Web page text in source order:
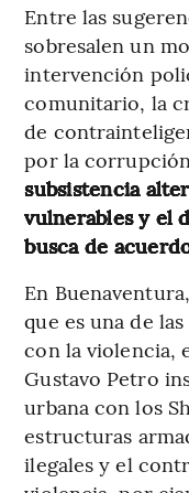
Entre las
sobresalen un
intervención
comunitario, la
de
por la
subsistencia
vulnerables y el
busca de
En
que es una de
con la violencia,
Gustavo Petro
urbana con los
estructuras
ilegales y el